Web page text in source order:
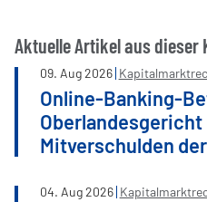
Aktuelle Artikel aus dieser
09. Aug2026
Online-Banking-
Mitverschulden
04. Aug2026